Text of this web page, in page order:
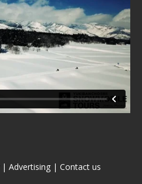
| Advertising | Contact us